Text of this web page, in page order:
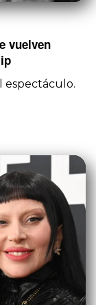
vuelven
espectáculo.